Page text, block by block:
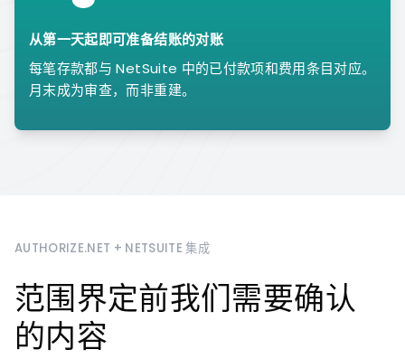
从第一天起即可准备结账的对账
每笔存款都与 NetSuite 中的已付款项和费用条目对应。
月末成为审查，而非重建。
AUTHORIZE.NET + NETSUITE 集成
范围界定前我们需要确认
的内容